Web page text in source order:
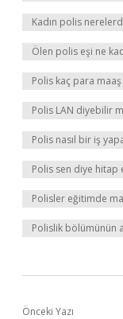
Kadın polis
Ölen polis eşi ne
Polis kaç para maaş
Polis LAN diyebilir
Polis nasıl bir iş
Polis sen diye hitap
Polisler eğitimde
Polislik bölümünün
Önceki Yazı